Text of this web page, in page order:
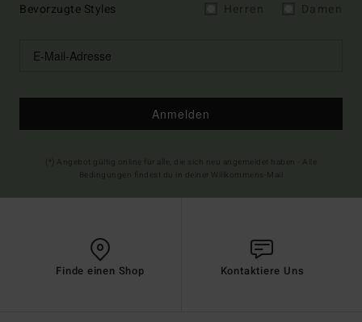
Bevorzugte Styles
Anmelden
Finde einen Shop Kontaktiere Uns